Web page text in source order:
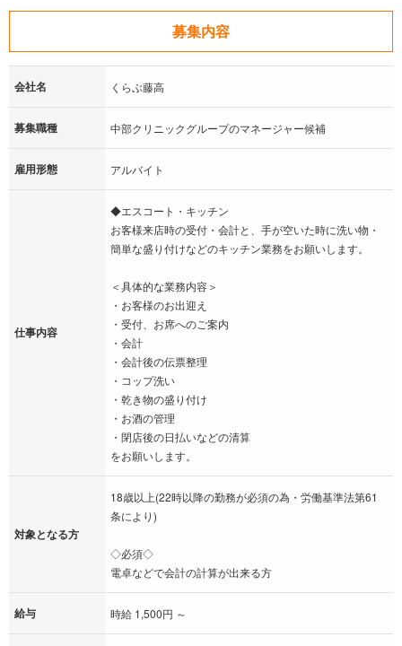
募集内容
会社名 くらぶ藤高
募集職種 中部クリニックグループのマネージャー候補
雇用形態 アルバイト
仕事内容
◆エスコート・キッチン
お客様来店時の受付・会計と、手が空いた時に洗い物・
簡単な盛り付けなどのキッチン業務をお願いします。
＜具体的な業務内容＞
・お客様のお出迎え
・受付、お席へのご案内
・会計
・会計後の伝票整理
・コップ洗い
・乾き物の盛り付け
・お酒の管理
・閉店後の日払いなどの清算
をお願いします。
対象となる方
18歳以上(22時以降の勤務が必須の為・労働基準法第61
条により)
◇必須◇
電卓などで会計の計算が出来る方
給与 時給 1,500円 ～